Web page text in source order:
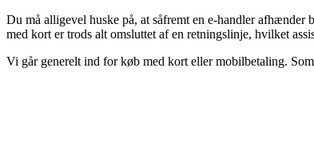
Du må alligevel huske på, at såfremt en e-handler
med kort er trods alt omsluttet af en retningslinje, hvilket
Vi går generelt ind for køb med kort eller mobilbetaling.